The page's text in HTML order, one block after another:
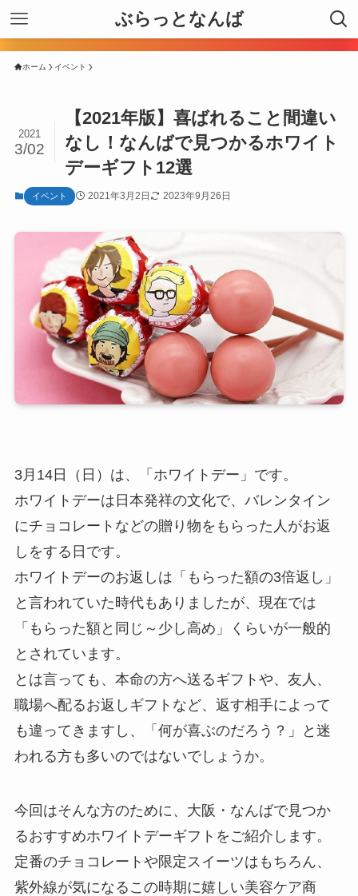
ぶらっとなんば
ホーム イベント
【2021年版】喜ばれること間違い
なし！なんばで見つかるホワイト
デーギフト12選
2021
3/02
イベント 2021年3月2日 2023年9月26日
3月14日（日）は、「ホワイトデー」です。
ホワイトデーは日本発祥の文化で、バレンタイン
にチョコレートなどの贈り物をもらった人がお返
しをする日です。
ホワイトデーのお返しは「もらった額の3倍返し」
と言われていた時代もありましたが、現在では
「もらった額と同じ～少し高め」くらいが一般的
とされています。
とは言っても、本命の方へ送るギフトや、友人、
職場へ配るお返しギフトなど、返す相手によって
も違ってきますし、「何が喜ぶのだろう？」と迷
われる方も多いのではないでしょうか。
今回はそんな方のために、大阪・なんばで見つか
るおすすめホワイトデーギフトをご紹介します。
定番のチョコレートや限定スイーツはもちろん、
紫外線が気になるこの時期に嬉しい美容ケア商